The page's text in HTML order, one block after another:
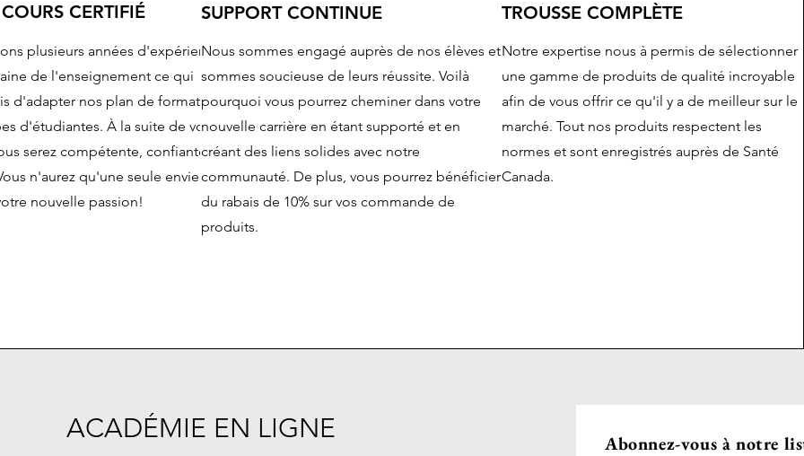
CERTIFIÉ
plusieurs années d'expérience
de l'enseignement ce qui
d'adapter nos plan de formation
d'étudiantes. À la suite de votre
serez compétente, confiante
n'aurez qu'une seule envie,
nouvelle passion!
SUPPORT CONTINUE
Nous sommes engagé auprès de nos élèves et
sommes soucieuse de leurs réussite. Voilà
pourquoi vous pourrez cheminer dans votre
nouvelle carrière en étant supporté et en
créant des liens solides avec notre
communauté. De plus, vous pourrez bénéficier
du rabais de 10% sur vos commande de
produits.
TROUSSE COMPLÈTE
Notre expertise nous à permis de sélectionner
une gamme de produits de qualité incroyable
afin de vous offrir ce qu'il y a de meilleur sur le
marché. Tout nos produits respectent les
normes et sont enregistrés auprès de Santé
Canada.
ACADÉMIE EN LIGNE Abonnez-vous à notre